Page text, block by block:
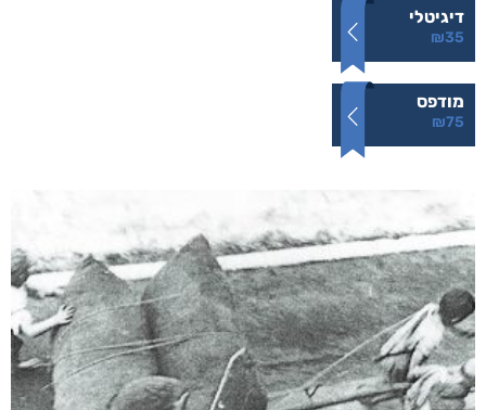
דיגיטלי
₪35
מודפס
₪75